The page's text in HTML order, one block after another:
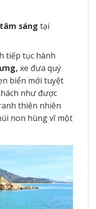
sáng tại
tiếp tục hành
, xe đưa quý
biển mới tuyệt
như được
thiên nhiên
non hùng vĩ một